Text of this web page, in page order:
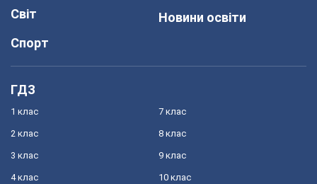
Світ
Спорт
Новини освіти
ГДЗ
1 клас
2 клас
3 клас
4 клас
7 клас
8 клас
9 клас
10 клас